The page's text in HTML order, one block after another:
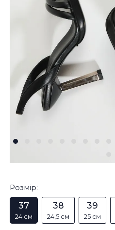
Розмір:
37
24 см
38
24,5 см
39
25 см